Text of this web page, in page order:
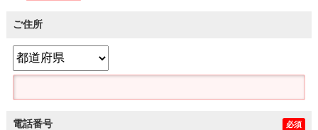
ご住所
電話番号 必須